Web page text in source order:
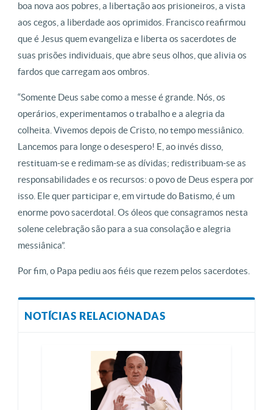
boa nova aos pobres, a libertação aos prisioneiros, a vista
aos cegos, a liberdade aos oprimidos. Francisco reafirmou
que é Jesus quem evangeliza e liberta os sacerdotes de
suas prisões individuais, que abre seus olhos, que alivia os
fardos que carregam aos ombros.
“Somente Deus sabe como a messe é grande. Nós, os
operários, experimentamos o trabalho e a alegria da
colheita. Vivemos depois de Cristo, no tempo messiânico.
Lancemos para longe o desespero! E, ao invés disso,
restituam-se e redimam-se as dívidas; redistribuam-se as
responsabilidades e os recursos: o povo de Deus espera por
isso. Ele quer participar e, em virtude do Batismo, é um
enorme povo sacerdotal. Os óleos que consagramos nesta
solene celebração são para a sua consolação e alegria
messiânica”.
Por fim, o Papa pediu aos fiéis que rezem pelos sacerdotes.
NOTÍCIAS RELACIONADAS